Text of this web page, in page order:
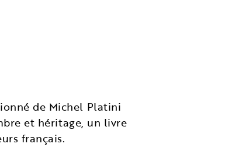
de Michel Platini
et héritage, un livre
français.